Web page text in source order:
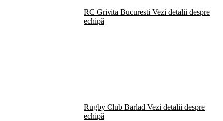
RC Grivita Bucuresti Vezi detalii despre
echipă
Rugby Club Barlad Vezi detalii despre
echipă